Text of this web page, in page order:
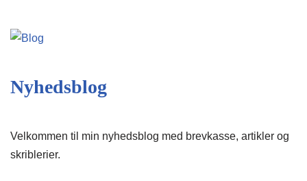
Nyhedsblog
Velkommen til min nyhedsblog med brevkasse, artikler og
skriblerier.